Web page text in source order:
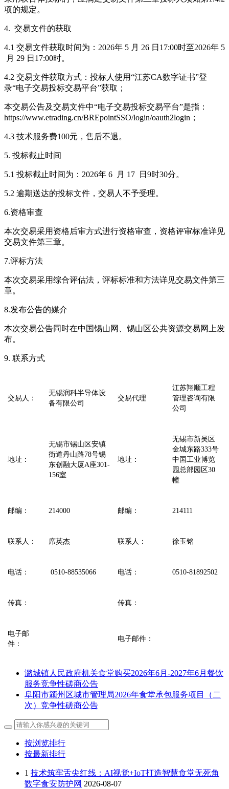
项的规定。
4. 交易文件的获取
4.1 交易文件获取时间为：2026年 5 月 26 日17:00时至2026年 5
月 29 日17:00时。
4.2 交易文件获取方式：投标人使用“江苏CA数字证书”登
录“电子交易投标交易平台”获取；
本交易公告及交易文件中“电子交易投标交易平台”是指：
https://www.etrading.cn/BREpointSSO/login/oauth2login；
4.3 技术服务费100元，售后不退。
5. 投标截止时间
5.1 投标截止时间为：2026年 6 月 17 日9时30分。
5.2 逾期送达的投标文件，交易人不予受理。
6.资格审查
本次交易采用资格后审方式进行资格审查，资格评审标准详见
交易文件第三章。
7.评标方法
本次交易采用综合评估法，评标标准和方法详见交易文件第三
章。
8.发布公告的媒介
本次交易公告同时在中国锡山网、锡山区公共资源交易网上发
布。
9. 联系方式
交易人：
无锡润科半导体设
备有限公司
交易代理
江苏翔顺工程
管理咨询有限
公司
地址：
无锡市锡山区安镇
街道丹山路78号锡
东创融大厦A座301-
156室
地址：
无锡市新吴区
金城东路333号
中国工业博览
园总部园区30
幢
邮编： 214000 邮编： 214111
联系人： 席英杰 联系人： 徐玉铭
电话： 0510-88535066 电话： 0510-81892502
传真： 传真：
电子邮
件：
电子邮件：
潞城镇人民政府机关食堂购买2026年6月-2027年6月餐饮
服务竞争性磋商公告
阜阳市颍州区城市管理局2026年食堂承包服务项目（二
次）竞争性磋商公告
按浏览排行
按最新排行
1 技术筑牢舌尖红线：AI视觉+IoT打造智慧食堂无死角
数字食安防护网 2026-08-07